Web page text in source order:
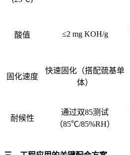
酸值 ≤2 mg KOH/g
固化速度
快速固化（搭配巯基单
体）
耐候性
通过双85测试
（85℃/85%RH）